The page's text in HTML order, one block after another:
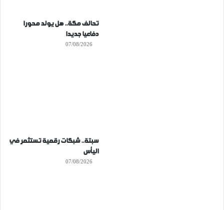
تحالف مكة.. هل يولد محورا
دفاعيا جديدا
07/08/2026
سبتة.. شبكات رقمية تستثمر في
اليأس
07/08/2026